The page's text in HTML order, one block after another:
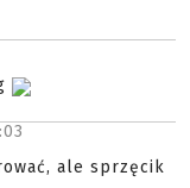
ale sprzęcik